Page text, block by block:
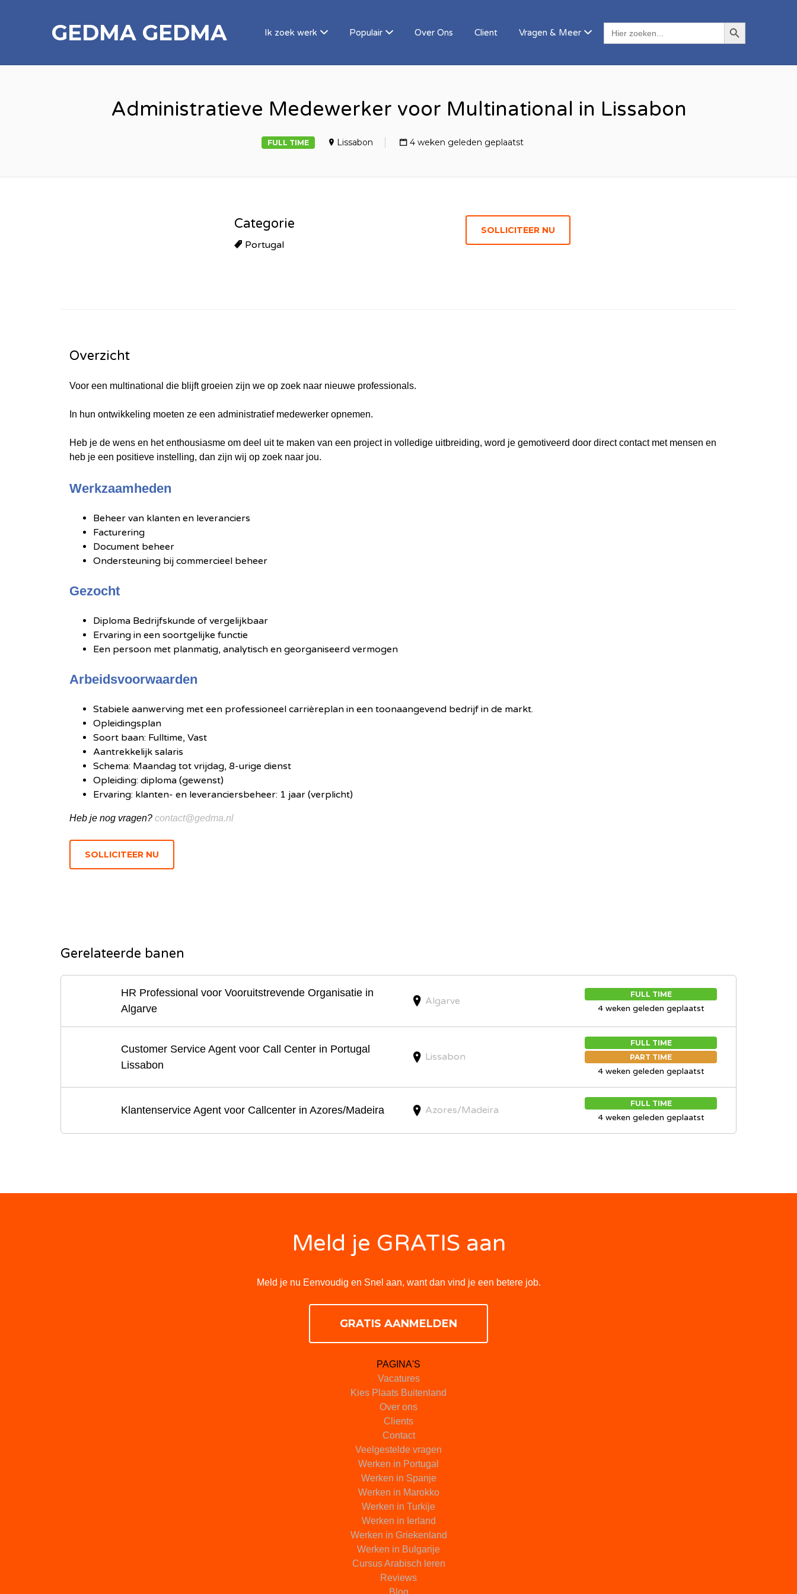
GEDMA GEDMA Ik zoek werk Populair Over Ons Client Vragen & Meer
ZOEK
NAAR:
ZOEKKNOP
Administratieve Medewerker voor Multinational in Lissabon
FULL TIME Lissabon 4 weken geleden geplaatst
Categorie
Portugal
Overzicht
Voor een multinational die blijft groeien zijn we op zoek naar nieuwe professionals.
In hun ontwikkeling moeten ze een administratief medewerker opnemen.
Heb je de wens en het enthousiasme om deel uit te maken van een project in volledige uitbreiding, word je gemotiveerd door direct contact met mensen en
heb je een positieve instelling, dan zijn wij op zoek naar jou.
Werkzaamheden
Beheer van klanten en leveranciers
Facturering
Document beheer
Ondersteuning bij commercieel beheer
Gezocht
Diploma Bedrijfskunde of vergelijkbaar
Ervaring in een soortgelijke functie
Een persoon met planmatig, analytisch en georganiseerd vermogen
Arbeidsvoorwaarden
Stabiele aanwerving met een professioneel carrièreplan in een toonaangevend bedrijf in de markt.
Opleidingsplan
Soort baan: Fulltime, Vast
Aantrekkelijk salaris
Schema: Maandag tot vrijdag, 8-urige dienst
Opleiding: diploma (gewenst)
Ervaring: klanten- en leveranciersbeheer: 1 jaar (verplicht)
Heb je nog vragen? contact@gedma.nl
Gerelateerde banen
HR Professional voor Vooruitstrevende Organisatie in
Algarve
Algarve
FULL TIME
4 weken geleden geplaatst
Customer Service Agent voor Call Center in Portugal
Lissabon
Lissabon
FULL TIME
PART TIME
4 weken geleden geplaatst
Klantenservice Agent voor Callcenter in Azores/Madeira Azores/Madeira
FULL TIME
4 weken geleden geplaatst
Meld je GRATIS aan
Meld je nu Eenvoudig en Snel aan, want dan vind je een betere job.
GRATIS AANMELDEN
PAGINA'S
Vacatures
Kies Plaats Buitenland
Over ons
Clients
Contact
Veelgestelde vragen
Werken in Portugal
Werken in Spanje
Werken in Marokko
Werken in Turkije
Werken in Ierland
Werken in Griekenland
Werken in Bulgarije
Cursus Arabisch leren
Reviews
Blog